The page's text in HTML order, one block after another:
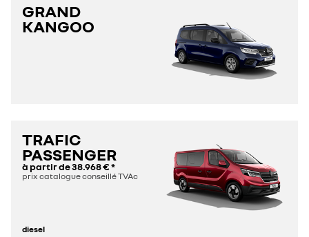
GRAND
KANGOO
TRAFIC
PASSENGER
à partir de38.968 €*
prix catalogue conseillé TVAc
diesel